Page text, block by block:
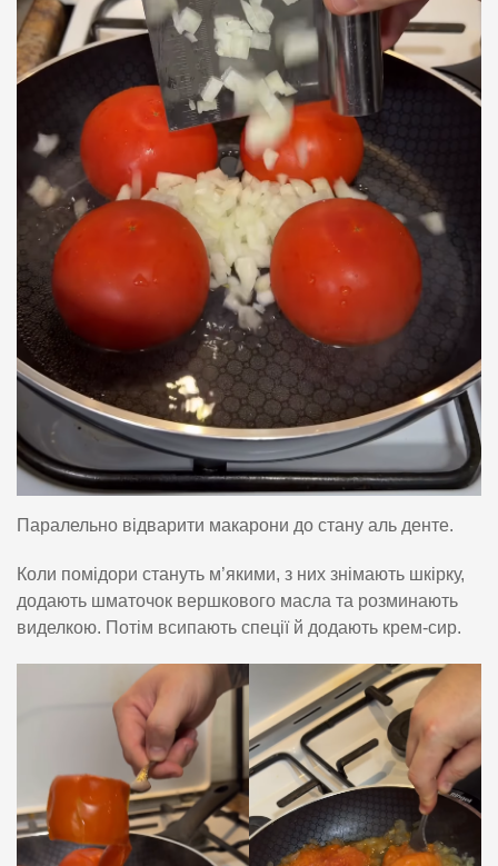
Паралельно відварити макарони до стану аль денте.
Коли помідори стануть м’якими, з них знімають шкірку,
додають шматочок вершкового масла та розминають
виделкою. Потім всипають спеції й додають крем-сир.